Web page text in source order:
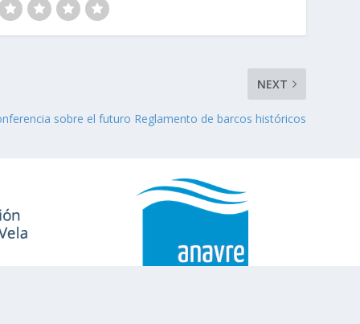
NEXT
sobre el futuro Reglamento de barcos históricos